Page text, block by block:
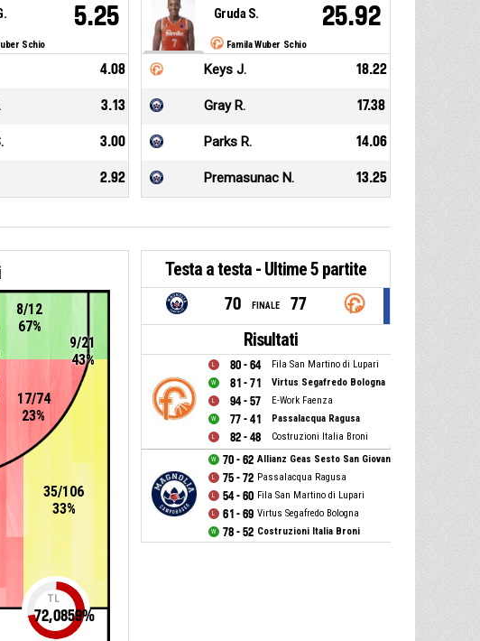
Schio
5.25
4.08
3.13
3.00
2.92
Famila Wuber Schio
Gruda S. 25.92
Keys J. 18.22
Gray R. 17.38
Parks R. 14.06
Premasunac N. 13.25
17/74
23%
8/12
67%
35/106
33%
9/21
43%
TL
72,0859%
Testa a testa - Ultime 5 partite
70 FINALE 77
Risultati
80 - 64 Fila San Martino di Lupari
81 - 71 Virtus Segafredo Bologna
94 - 57 E-Work Faenza
77 - 41 Passalacqua Ragusa
82 - 48 Costruzioni Italia Broni
70 - 62 Allianz Geas Sesto San Giovanni
75 - 72 Passalacqua Ragusa
54 - 60 Fila San Martino di Lupari
61 - 69 Virtus Segafredo Bologna
78 - 52 Costruzioni Italia Broni